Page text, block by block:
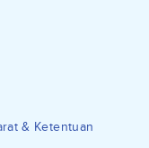
& Ketentuan